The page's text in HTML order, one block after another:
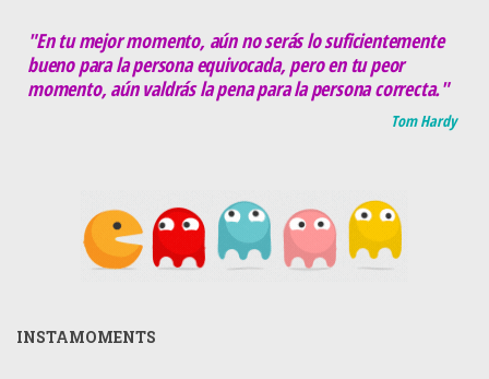
"En tu mejor momento, aún no serás lo suficientemente
bueno para la persona equivocada, pero en tu peor
momento, aún valdrás la pena para la persona correcta."
Tom Hardy
INSTAMOMENTS